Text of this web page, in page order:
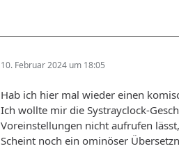
10. Februar 2024 um 18:05
Hab ich hier mal wieder einen
Ich wollte mir die Systrayclock-
Voreinstellungen nicht aufrufen
Scheint noch ein ominöser